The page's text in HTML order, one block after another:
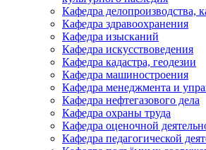
Кафедра делопроизводства,
Кафедра здравоохранения
Кафедра изысканий
Кафедра искусствоведения
Кафедра кадастра, геодезии
Кафедра машиностроения
Кафедра менеджмента и
Кафедра нефтегазового дела
Кафедра охраны труда
Кафедра оценочной
Кафедра педагогической